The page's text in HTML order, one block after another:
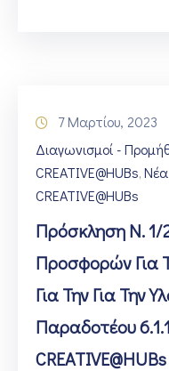
7 Μαρτίου, 2023
Διαγωνισμοί -
CREATIVE@HUBs‚
CREATIVE@HUBs
Πρόσκληση Ν. 1/
Προσφορών Για
Για Την Για Την
Παραδοτέου